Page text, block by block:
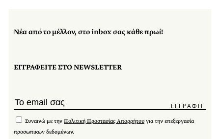
Νέα από το μέλλον, στο inbox σας κάθε πρωί!
ΕΓΓΡΑΦΕΙΤΕ ΣΤΟ NEWSLETTER
Συναινώ με την Πολιτική Προστασίας Απορρήτου για την επεξεργασία
προσωπικών δεδομένων.